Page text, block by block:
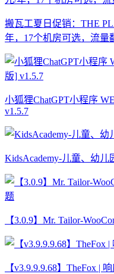
搬瓦工夏日促销：THE
年，17个机房可选，流量
小狐狸ChatGPT小程序
v1.5.7
KidsAcademy-儿童、幼儿
【3.0.9】Mr. Tailor-
【v3.9.9.9.68】TheFox |